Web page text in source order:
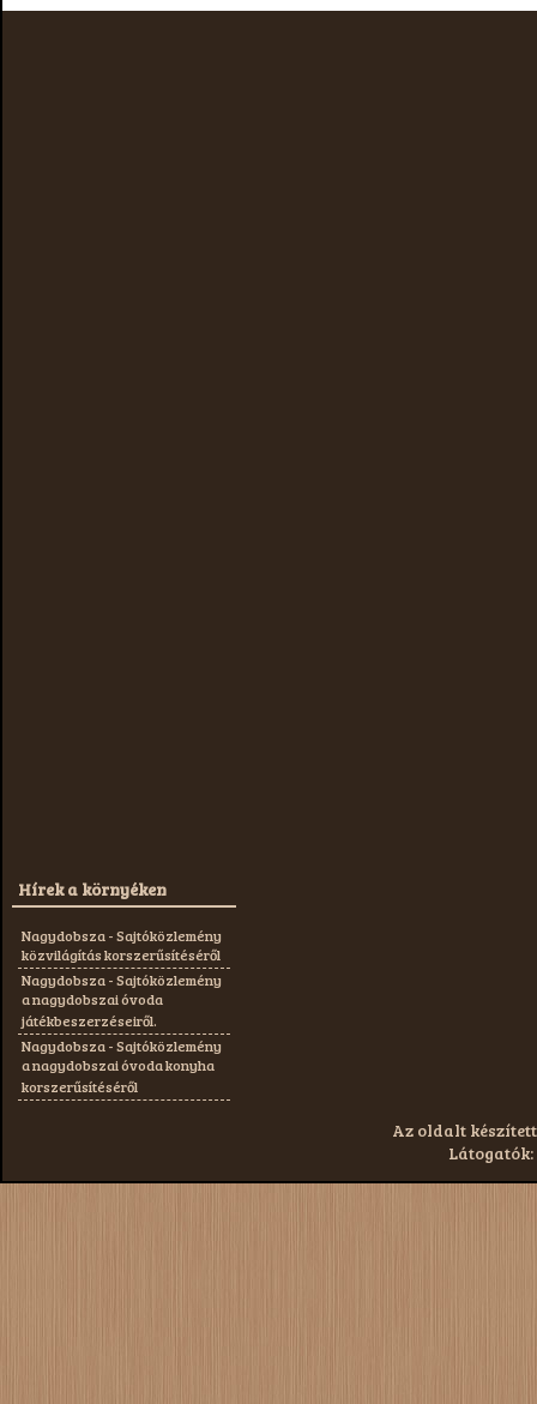
Hírek a környéken
Nagydobsza - Sajtóközlemény
közvilágítás korszerűsítéséről
Nagydobsza - Sajtóközlemény
a nagydobszai óvoda
játékbeszerzéseiről.
Nagydobsza - Sajtóközlemény
a nagydobszai óvoda konyha
korszerűsítéséről
Az oldalt
Látogatók: